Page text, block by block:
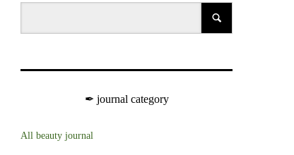
✒︎ journal category
All beauty journal